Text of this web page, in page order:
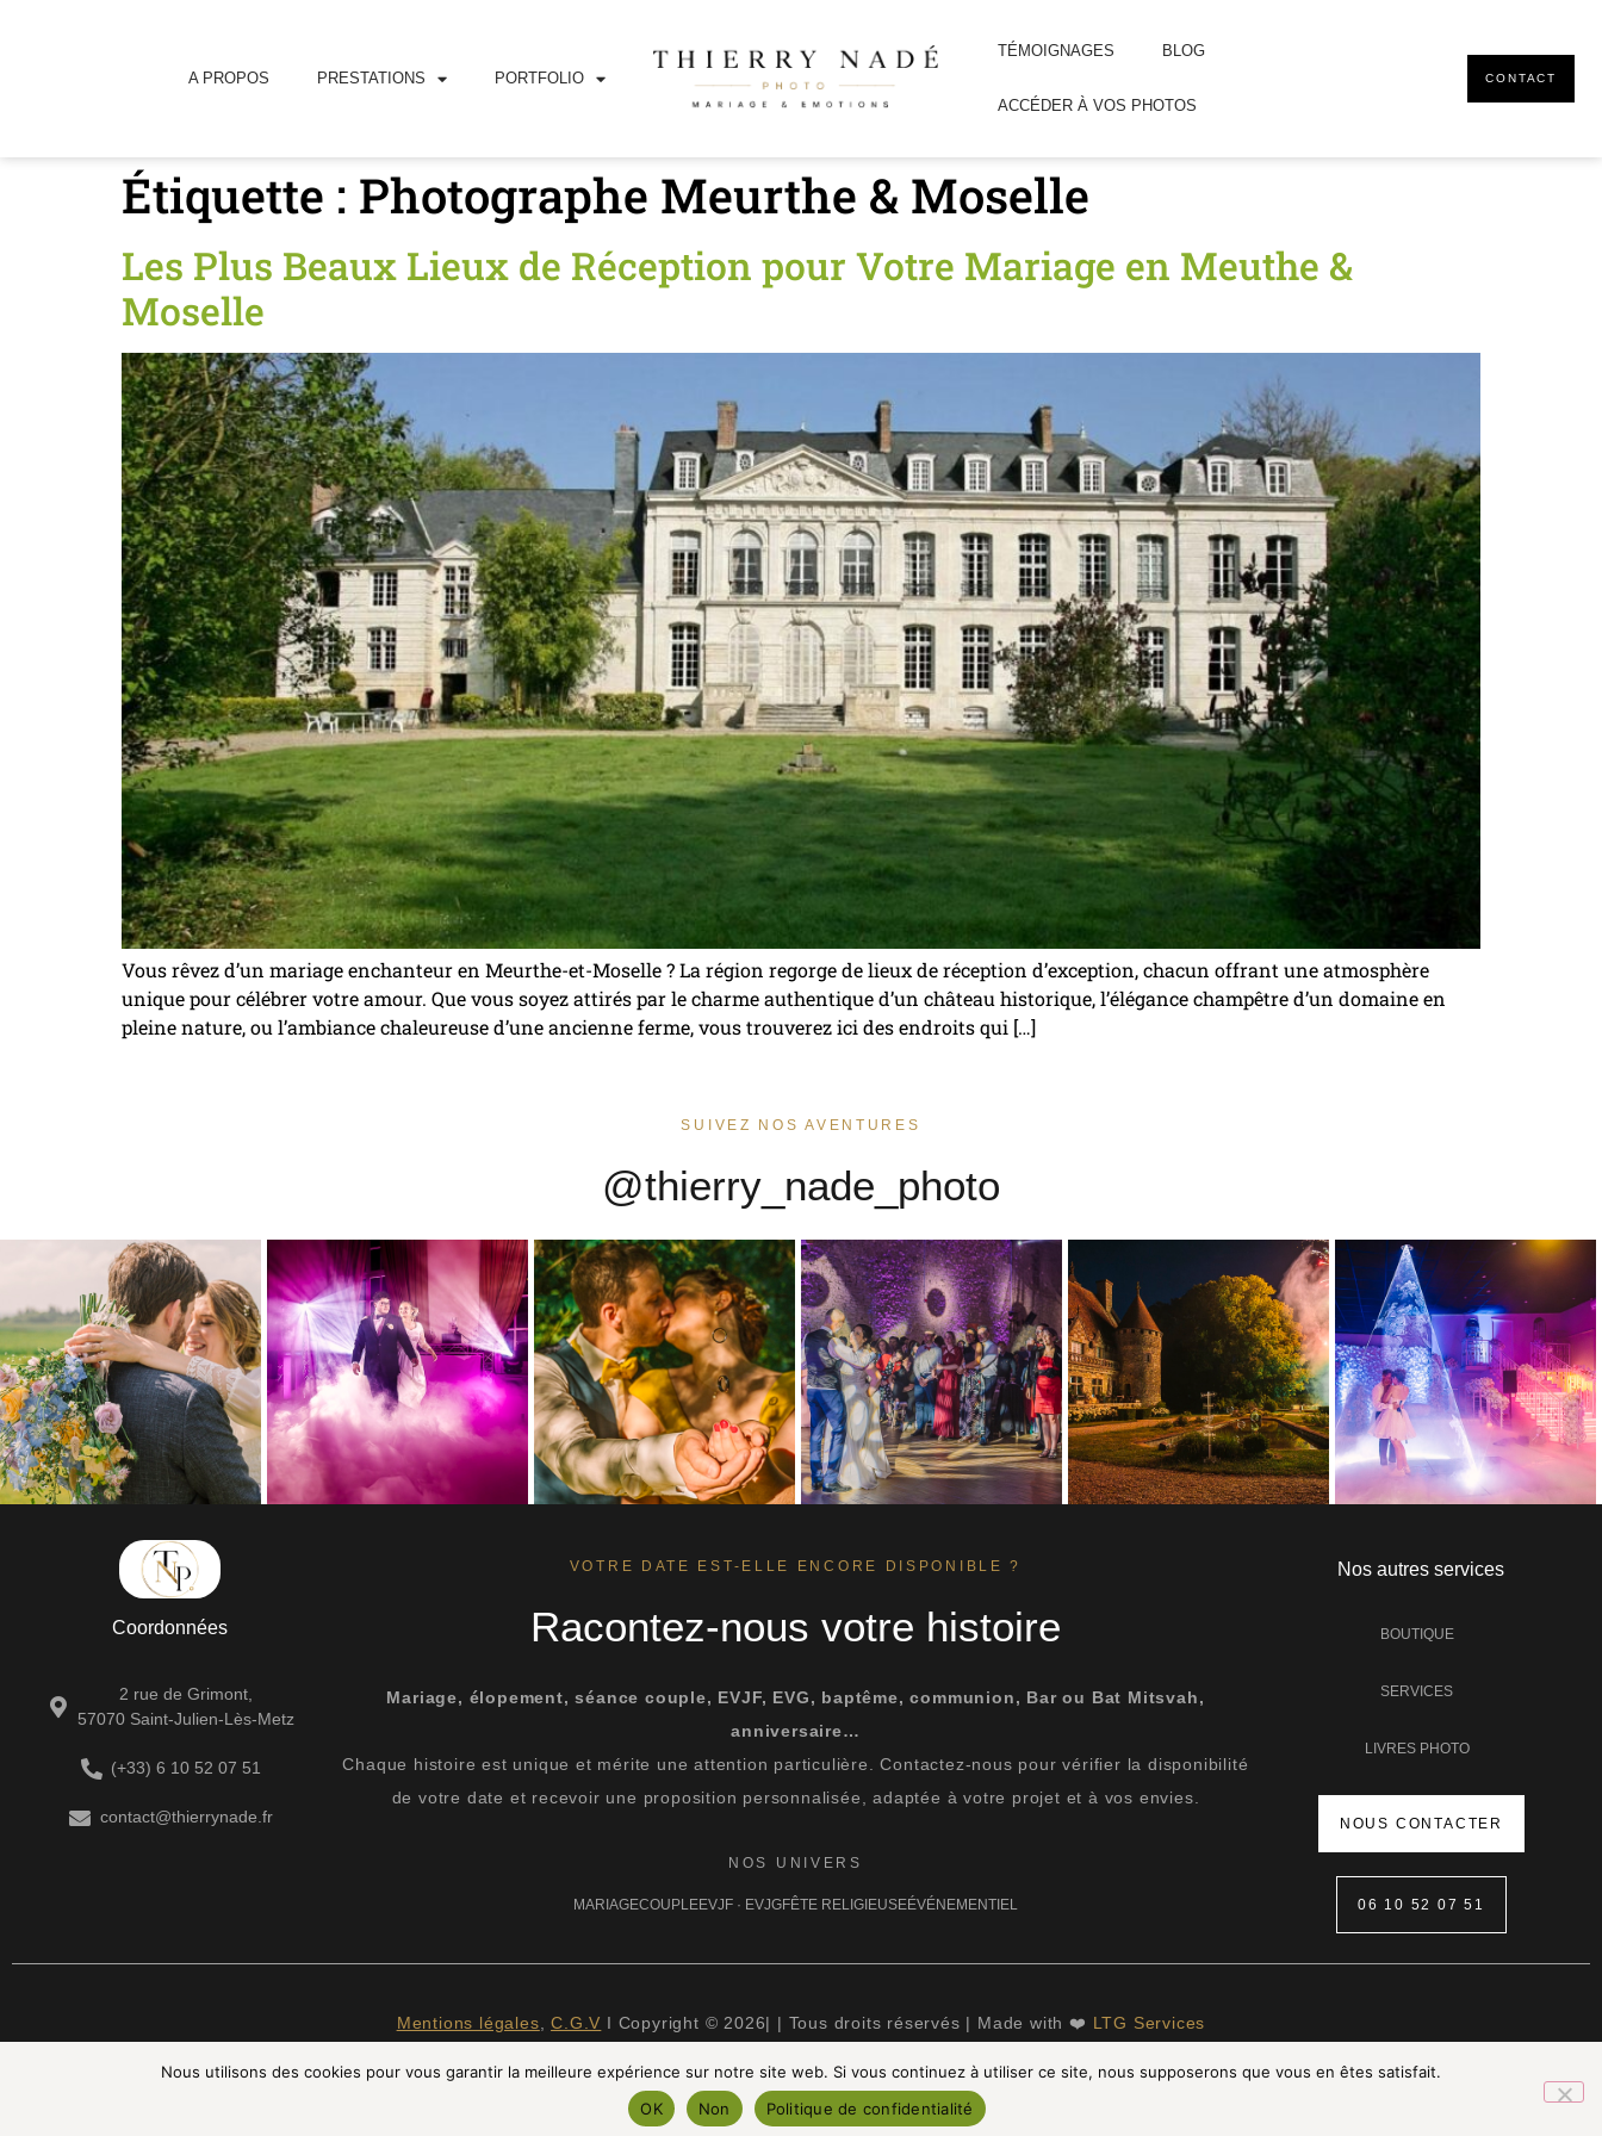
A PROPOS PRESTATIONS PORTFOLIO
TÉMOIGNAGES BLOG
ACCÉDER À VOS PHOTOS
CONTACT
Étiquette : Photographe Meurthe & Moselle
Les Plus Beaux Lieux de Réception pour Votre Mariage en Meuthe &
Moselle
Vous rêvez d’un mariage enchanteur en Meurthe-et-Moselle ? La région regorge de lieux de réception d’exception, chacun offrant une atmosphère
unique pour célébrer votre amour. Que vous soyez attirés par le charme authentique d’un château historique, l’élégance champêtre d’un domaine en
pleine nature, ou l’ambiance chaleureuse d’une ancienne ferme, vous trouverez ici des endroits qui […]
SUIVEZ NOS AVENTURES
@thierry_nade_photo
Coordonnées
2 rue de Grimont,
57070 Saint-Julien-Lès-Metz
(+33) 6 10 52 07 51
contact@thierrynade.fr
VOTRE DATE EST-ELLE ENCORE DISPONIBLE ?
Racontez-nous votre histoire
Mariage, élopement, séance couple, EVJF, EVG, baptême, communion, Bar ou Bat Mitsvah,
anniversaire…
Chaque histoire est unique et mérite une attention particulière. Contactez-nous pour vérifier la disponibilité
de votre date et recevoir une proposition personnalisée, adaptée à votre projet et à vos envies.
NOS UNIVERS
MARIAGECOUPLEEVJF · EVJGFÊTE RELIGIEUSEÉVÉNEMENTIEL
Nos autres services
BOUTIQUE
SERVICES
LIVRES PHOTO
NOUS CONTACTER
06 10 52 07 51
Mentions légales,C.G.V I Copyright © 2026| | Tous droits réservés | Made with ❤️ LTG Services
FACEBOOK PINTEREST LINKEDIN
Nous utilisons des cookies pour vous garantir la meilleure expérience sur notre site web. Si vous continuez à utiliser ce site, nous supposerons que vous en êtes satisfait.
OK
Non Politique de confidentialité